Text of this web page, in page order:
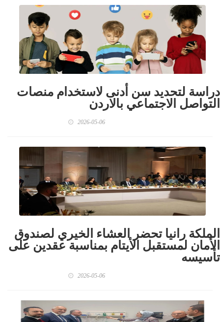
دراسة لتحديد سن أدنى لاستخدام منصات
التواصل الاجتماعي بالاردن
2026-05-06
الملكة رانيا تحضر العشاء الخيري لصندوق
الأمان لمستقبل الأيتام بمناسبة عقدين على
تأسيسه
2026-05-06